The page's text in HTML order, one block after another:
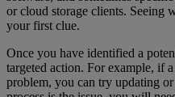
or cloud storage clients. Seeing
your first clue.
Once you have identified a
targeted action. For example, if
problem, you can try updating